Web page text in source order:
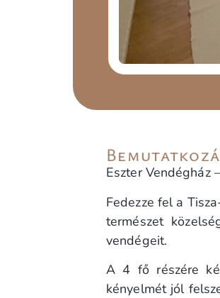
Eszter Vendégház
Fedezze fel a
természet
vendégeit.
A 4 fő részére
kényelmét jól